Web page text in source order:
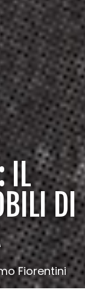
IL
DI
Fiorentini